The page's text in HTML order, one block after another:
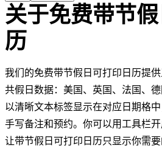
关于免费带节
历
我们的免费带节假日可打印日历提
共假日数据：美国、英国、法国、
以清晰文本标签显示在对应日期格
手写备注和预约。你可以用工具栏开
让带节假日可打印日历只显示你需要